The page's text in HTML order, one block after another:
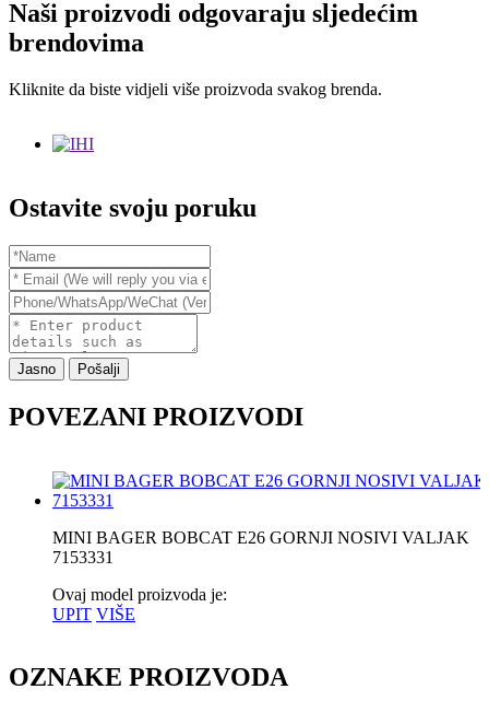
Naši proizvodi odgovaraju sljedećim
brendovima
Kliknite da biste vidjeli više proizvoda svakog brenda.
Ostavite svoju poruku
Jasno Pošalji
POVEZANI PROIZVODI
MINI BAGER BOBCAT E26 GORNJI NOSIVI VALJAK
7153331
Ovaj model proizvoda je:
UPIT VIŠE
OZNAKE PROIZVODA